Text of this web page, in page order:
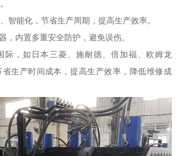
智能化，节省生产周期，提高生产效率。
，内置多重安全防护，避免误伤。
际，如日本三菱、施耐德、倍加福、欧姆龙
生产时间成本，提高生产效率，降低维修成